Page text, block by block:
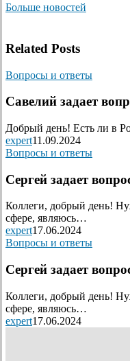
Больше новостей
Related Posts
Вопросы и ответы
Савелий задает
Добрый день! Есть ли в
expert11.09.2024
Вопросы и ответы
Сергей задает
Коллеги, добрый день!
сфере, являюсь…
expert17.06.2024
Вопросы и ответы
Сергей задает
Коллеги, добрый день!
сфере, являюсь…
expert17.06.2024